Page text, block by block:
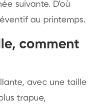
suivante. D'où
au printemps.
comment
avec une taille
trapue,